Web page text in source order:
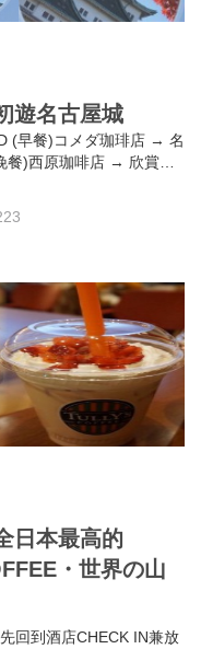
遊名古屋城
(早餐)コメダ珈琲店 → 名
)西原珈啡店 → 欣賞名
，畢竟在我眼中這才是最
日本最高的
・世界の山
回到酒店CHECK IN兼放